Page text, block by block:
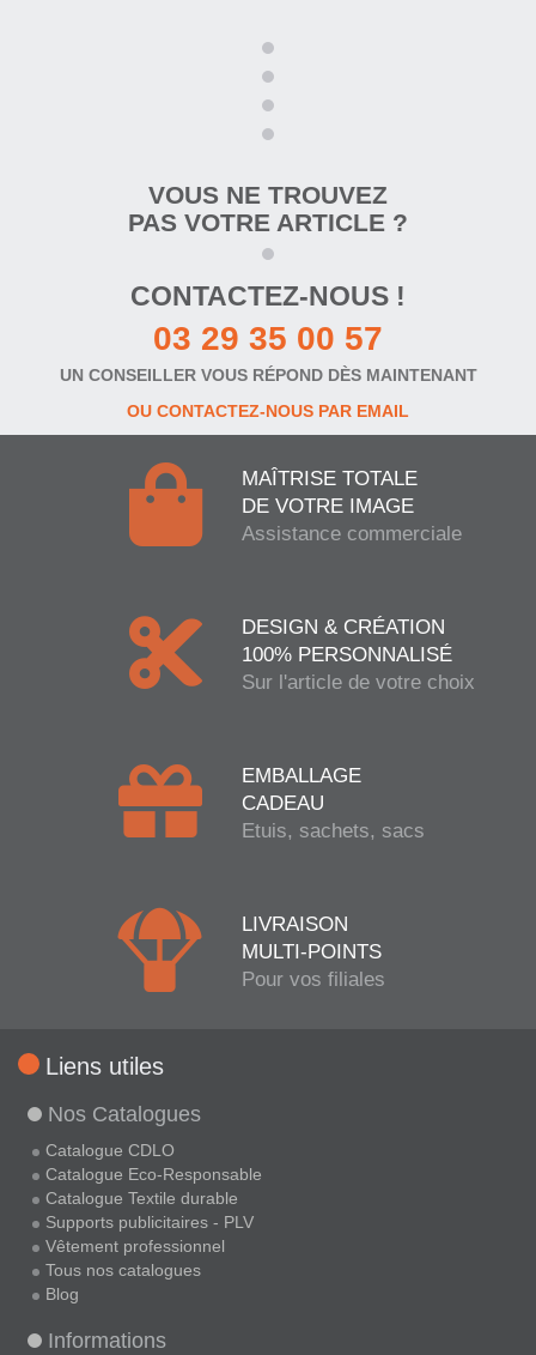
VOUS NE TROUVEZ
PAS VOTRE ARTICLE ?
CONTACTEZ-NOUS !
03 29 35 00 57
UN CONSEILLER VOUS RÉPOND DÈS MAINTENANT
OU CONTACTEZ-NOUS PAR EMAIL
MAÎTRISE TOTALE
DE VOTRE IMAGE
Assistance commerciale
DESIGN & CRÉATION
100% PERSONNALISÉ
Sur l'article de votre choix
EMBALLAGE
CADEAU
Etuis, sachets, sacs
LIVRAISON
MULTI-POINTS
Pour vos filiales
Liens utiles
Nos Catalogues
Catalogue CDLO
Catalogue Eco-Responsable
Catalogue Textile durable
Supports publicitaires - PLV
Vêtement professionnel
Tous nos catalogues
Blog
Informations